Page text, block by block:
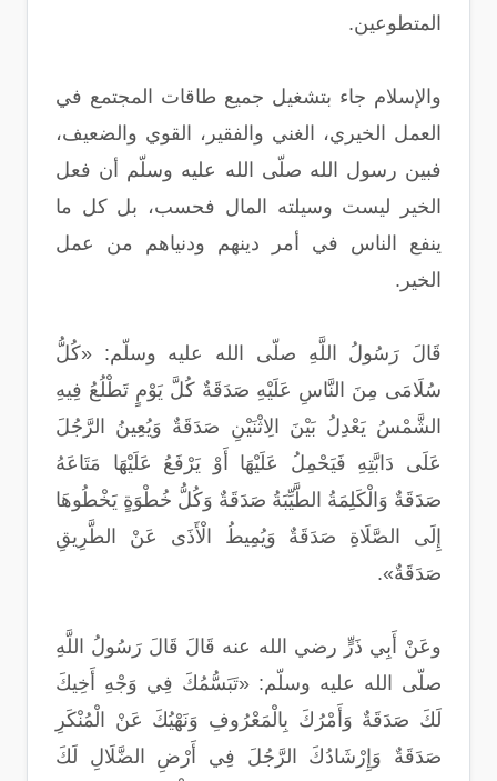
المتطوعين.
والإسلام جاء بتشغيل جميع طاقات المجتمع في
العمل الخيري، الغني والفقير، القوي والضعيف،
فبين رسول الله صلّى الله عليه وسلّم أن فعل
الخير ليست وسيلته المال فحسب، بل كل ما
ينفع الناس في أمر دينهم ودنياهم من عمل
الخير.
قَالَ رَسُولُ اللَّهِ صلّى الله عليه وسلّم: «كُلُّ
سُلَامَى مِنَ النَّاسِ عَلَيْهِ صَدَقَةٌ كُلَّ يَوْمٍ تَطْلُعُ فِيهِ
الشَّمْسُ يَعْدِلُ بَيْنَ الِاثْنَيْنِ صَدَقَةٌ وَيُعِينُ الرَّجُلَ
عَلَى دَابَّتِهِ فَيَحْمِلُ عَلَيْهَا أَوْ يَرْفَعُ عَلَيْهَا مَتَاعَهُ
صَدَقَةٌ وَالْكَلِمَةُ الطَّيِّبَةُ صَدَقَةٌ وَكُلُّ خُطْوَةٍ يَخْطُوهَا
إِلَى الصَّلَاةِ صَدَقَةٌ وَيُمِيطُ الْأَذَى عَنْ الطَّرِيقِ
صَدَقَةٌ».
وعَنْ أَبِي ذَرٍّ رضي الله عنه قَالَ قَالَ رَسُولُ اللَّهِ
صلّى الله عليه وسلّم: «تَبَسُّمُكَ فِي وَجْهِ أَخِيكَ
لَكَ صَدَقَةٌ وَأَمْرُكَ بِالْمَعْرُوفِ وَنَهْيُكَ عَنْ الْمُنْكَرِ
صَدَقَةٌ وَإِرْشَادُكَ الرَّجُلَ فِي أَرْضِ الضَّلَالِ لَكَ